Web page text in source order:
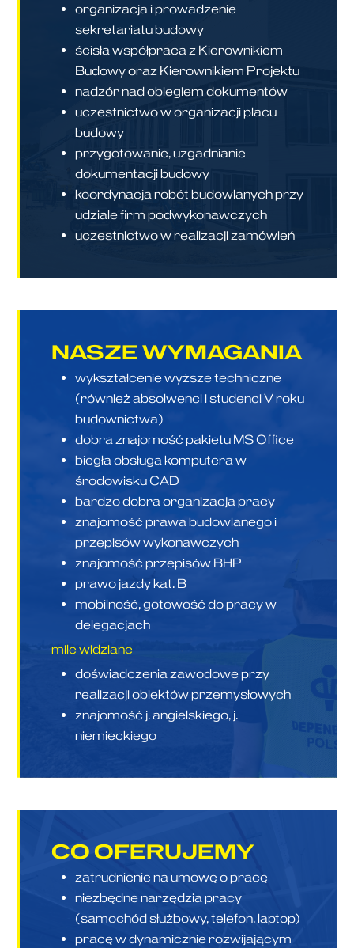
organizacja i prowadzenie
sekretariatu budowy
ścisła współpraca z Kierownikiem
Budowy oraz Kierownikiem Projektu
nadzór nad obiegiem dokumentów
uczestnictwo w organizacji placu
budowy
przygotowanie, uzgadnianie
dokumentacji budowy
koordynacja robót budowlanych przy
udziale firm podwykonawczych
uczestnictwo w realizacji zamówień
NASZE WYMAGANIA
wykształcenie wyższe techniczne
(również absolwenci i studenci V roku
budownictwa)
dobra znajomość pakietu MS Office
biegła obsługa komputera w
środowisku CAD
bardzo dobra organizacja pracy
znajomość prawa budowlanego i
przepisów wykonawczych
znajomość przepisów BHP
prawo jazdy kat. B
mobilność, gotowość do pracy w
delegacjach
mile widziane
doświadczenia zawodowe przy
realizacji obiektów przemysłowych
znajomość j. angielskiego, j.
niemieckiego
COOFERUJEMY
zatrudnienie na umowę o pracę
niezbędne narzędzia pracy
(samochód służbowy, telefon, laptop)
pracę w dynamicznie rozwijającym